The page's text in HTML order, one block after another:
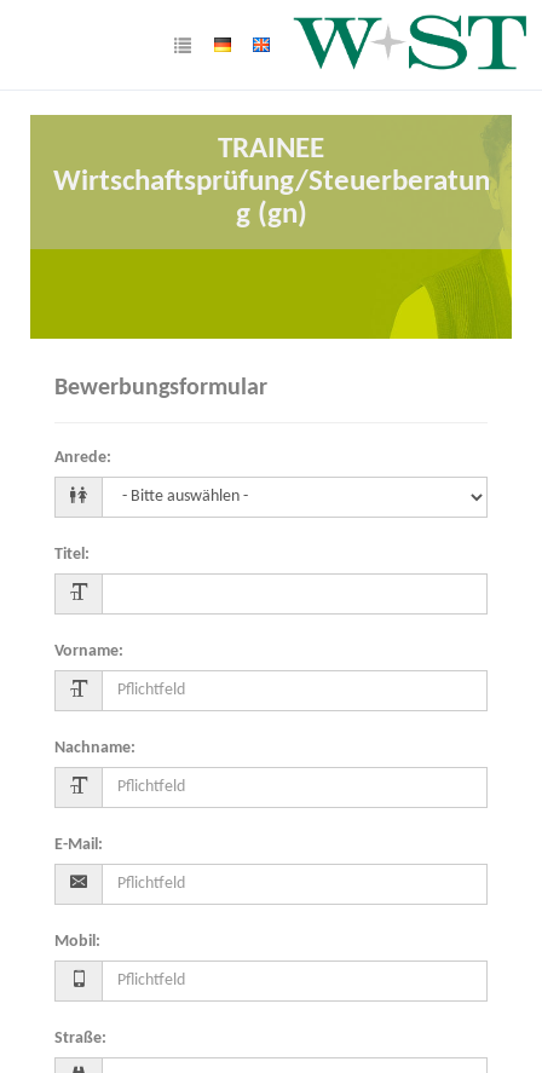
TRAINEE
Wirtschaftsprüfung/Steuerberatun
g (gn)
Bewerbungsformular
Anrede:
Titel:
Vorname:
Nachname:
E-Mail:
Mobil:
Straße: